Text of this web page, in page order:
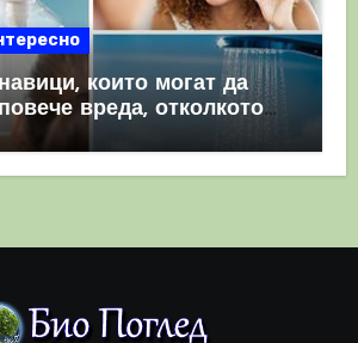
които могат да
вреда, отколкото